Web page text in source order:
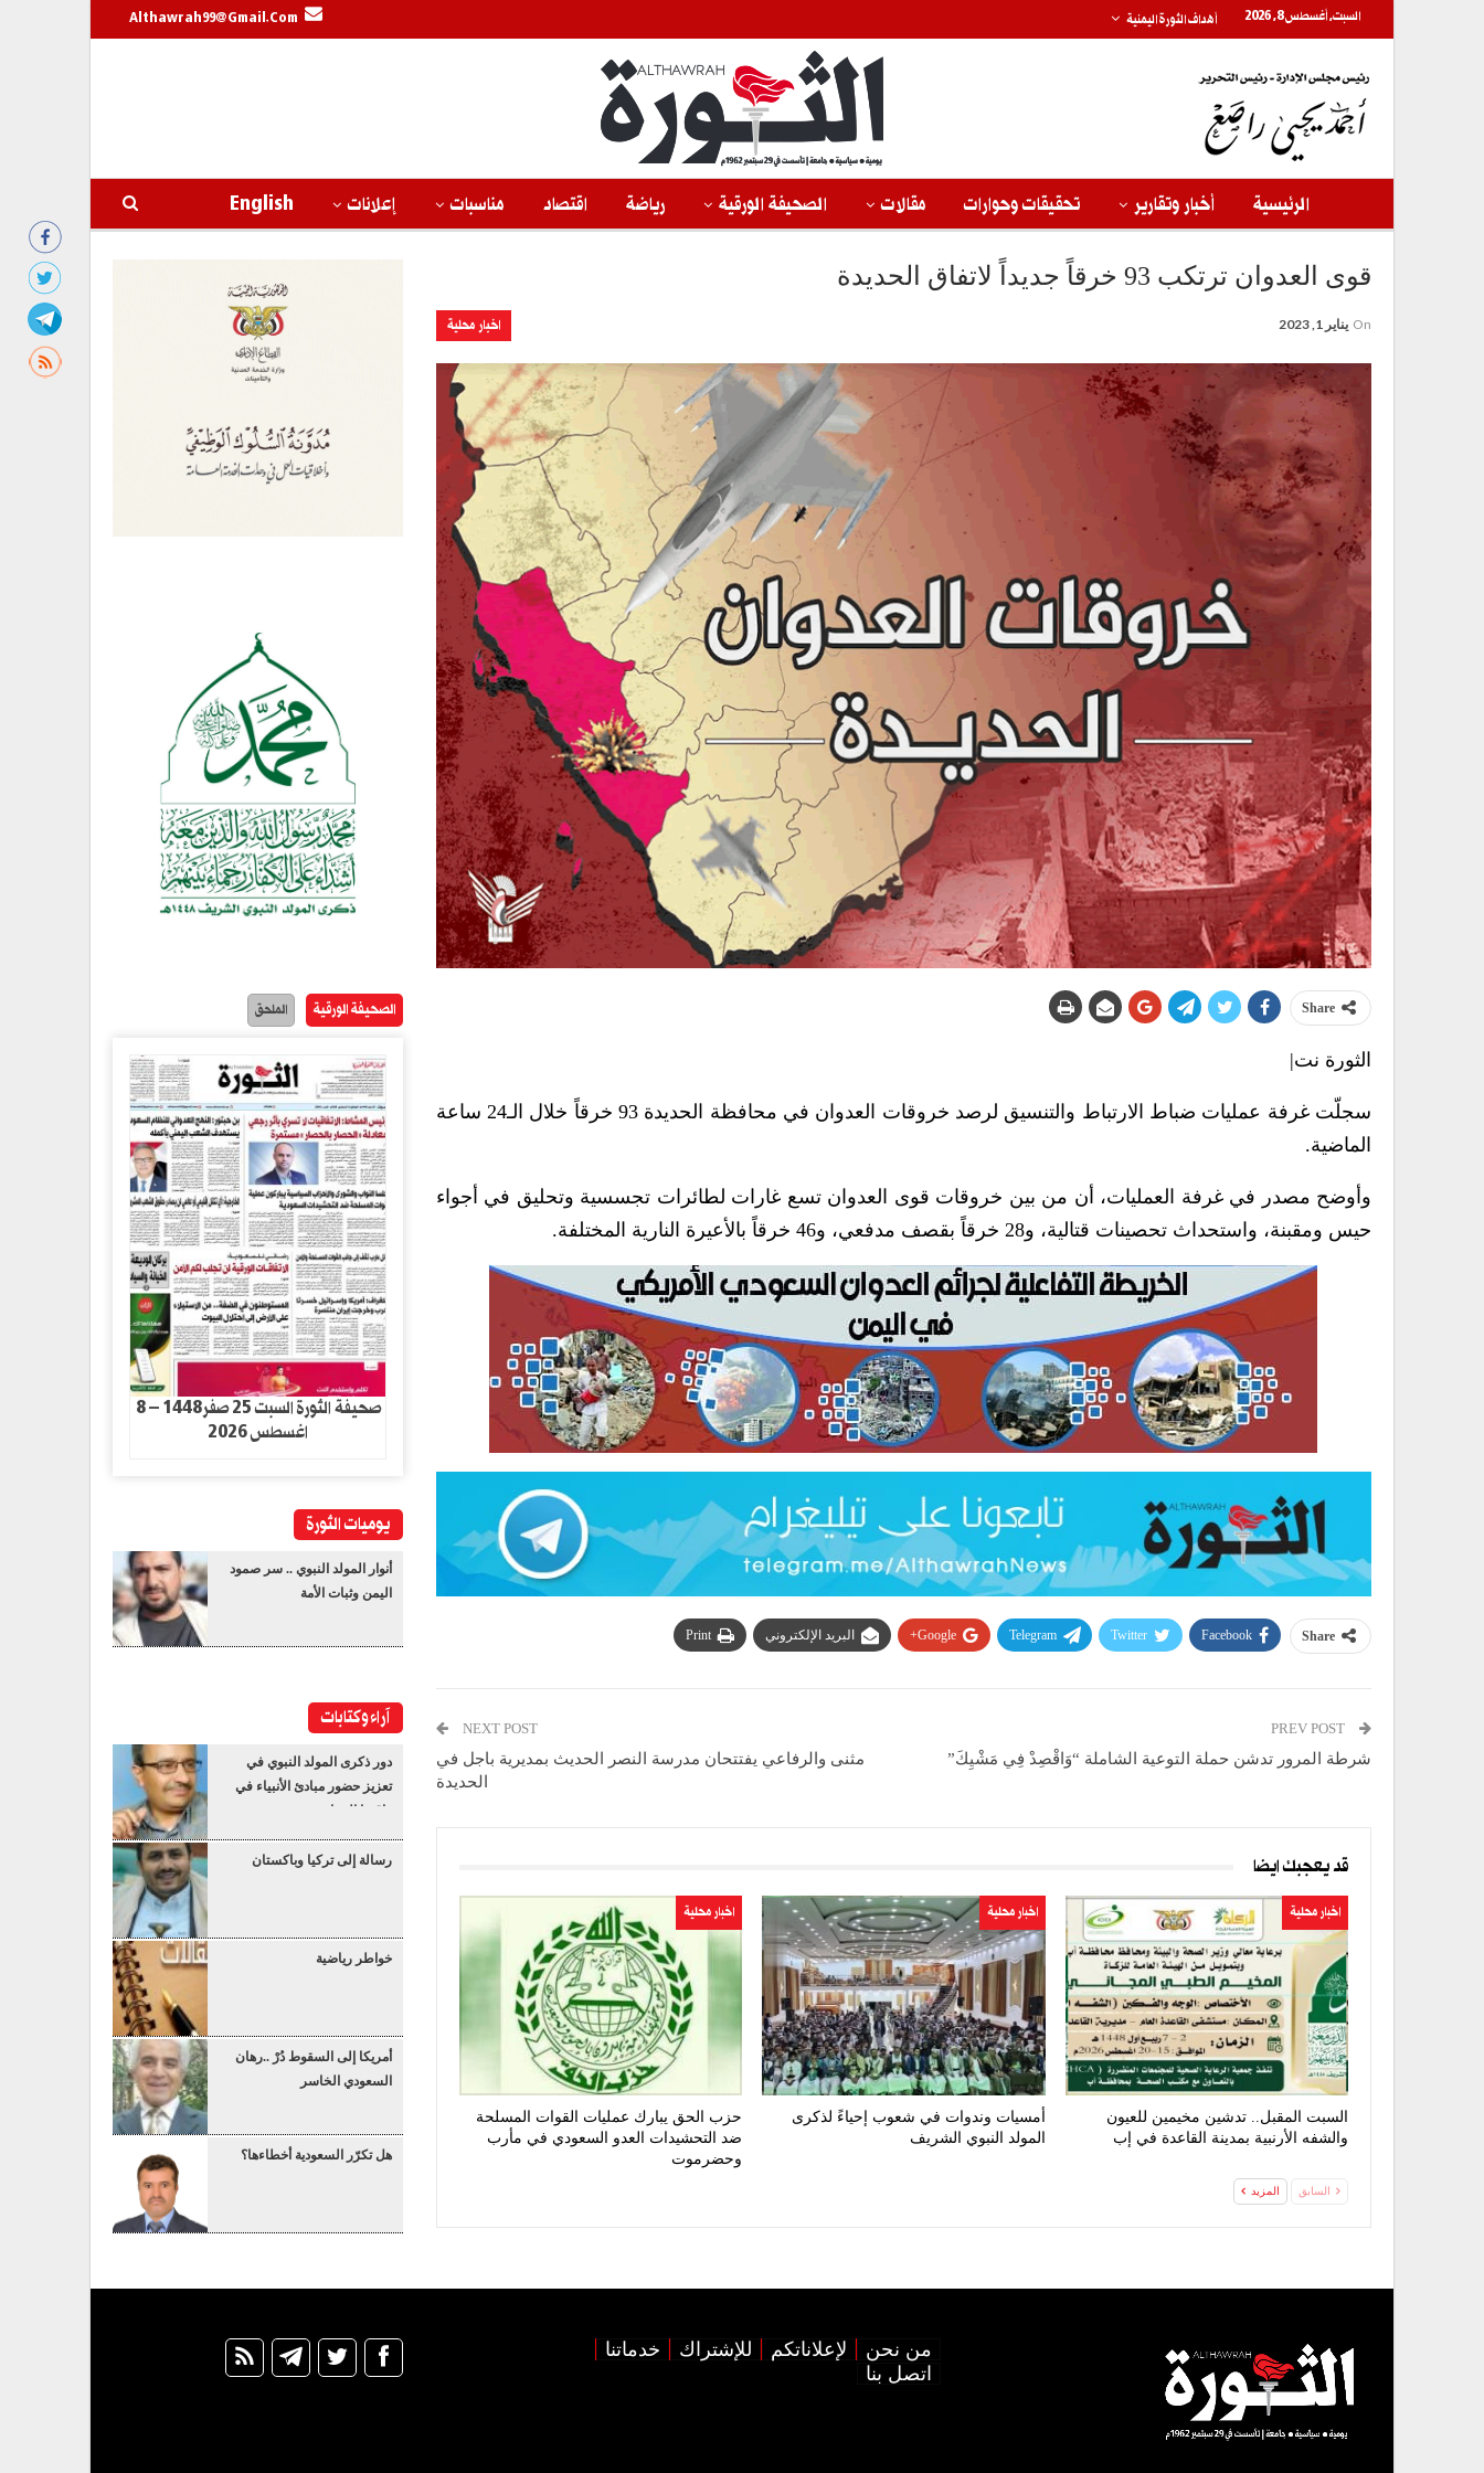
السبت, أغسطس 8, 2026 أهداف الثورة اليمنية Althawrah99@gmail.com
الرئيسية أخبار وتقارير تحقيقات وحوارات مقالات الصحيفة الورقية رياضة اقتصاد مناسبات إعلانات English
قوى العدوان ترتكب 93 خرقاً جديداً لاتفاق الحديدة
اخبار محلية On يناير 1, 2023
Share
الثورة نت|
سجلّت غرفة عمليات ضباط الارتباط والتنسيق لرصد خروقات العدوان في محافظة الحديدة 93 خرقاً خلال الـ24 ساعة
الماضية.
وأوضح مصدر في غرفة العمليات، أن من بين خروقات قوى العدوان تسع غارات لطائرات تجسسية وتحليق في أجواء
حيس ومقبنة، واستحداث تحصينات قتالية، و28 خرقاً بقصف مدفعي، و46 خرقاً بالأعيرة النارية المختلفة.
Share
Facebook
Twitter
Telegram
Google+ البريد الإلكتروني Print
شرطة المرور تدشن حملة التوعية الشاملة “وَاقْصِدْ فِي مَشْيِكَ”
NEXT POST
مثنى والرفاعي يفتتحان مدرسة النصر الحديث بمديرية باجل في
الحديدة
قد يعجبك ايضا
اخبار محلية
السبت المقبل.. تدشين مخيمين للعيون
والشفه الأرنبية بمدينة القاعدة في إب
اخبار محلية
أمسيات وندوات في شعوب إحياءً لذكرى
المولد النبوي الشريف
اخبار محلية
حزب الحق يبارك عمليات القوات المسلحة
ضد التحشيدات العدو السعودي في مأرب
وحضرموت
السابق المزيد
الصحيفة الورقية الملحق
صحيفة الثورة السبت 25 صفر1448 – 8
اغسطس 2026
يوميات الثورة
أنوار المولد النبوي .. سر صمود
اليمن وثبات الأمة
آراء وكتابات
دور ذكرى المولد النبوي في
تعزيز حضور مبادئ الأنبياء في
واقعنا المعاصر
رسالة إلى تركيا وباكستان
خواطر رياضية
أمريكا إلى السقوط دُرْ ..رهان
السعودي الخاسر
هل تكرّر السعودية أخطاءها؟
من نحن لإعلاناتكم للإشتراك
خدماتنا
اتصل بنا